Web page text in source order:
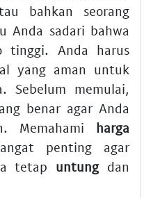
bahkan seorang
Anda sadari bahwa
tinggi. Anda harus
yang aman untuk
Sebelum memulai,
benar agar Anda
Memahami harga
penting agar
tetap untungdan